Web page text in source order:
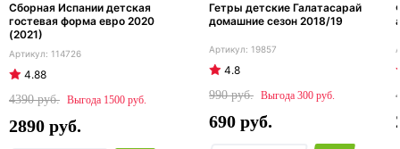
Сборная Испании детская
гостевая форма евро 2020
(2021)
114726
4.88
4390
1500
2890
Гетры детские Галатасарай
домашние сезон 2018/19
19857
4.8
990
300
690